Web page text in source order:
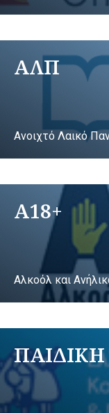
ΑΛΠ
Ανοιχτό Λαικό
A18+
Αλκοόλ και